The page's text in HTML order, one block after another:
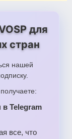
для
стран
нашей
в Telegram
все, что